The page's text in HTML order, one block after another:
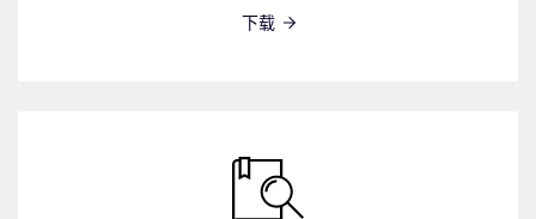
下载